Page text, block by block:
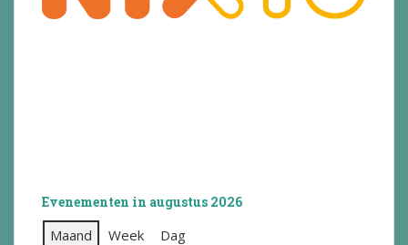
Evenementen in augustus 2026
Maand Week Dag